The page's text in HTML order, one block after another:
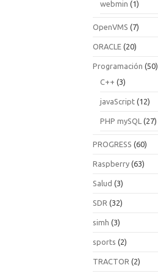
webmin (1)
OpenVMS (7)
ORACLE (20)
Programación (50)
C++ (3)
javaScript (12)
PHP mySQL (27)
PROGRESS (60)
Raspberry (63)
Salud (3)
SDR (32)
simh (3)
sports (2)
TRACTOR (2)